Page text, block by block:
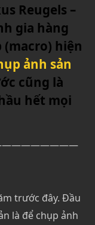
Reugels –
gia hàng
(macro) hiện
ảnh sản
cũng là
hết mọi
trước đây. Đầu
là để chụp ảnh